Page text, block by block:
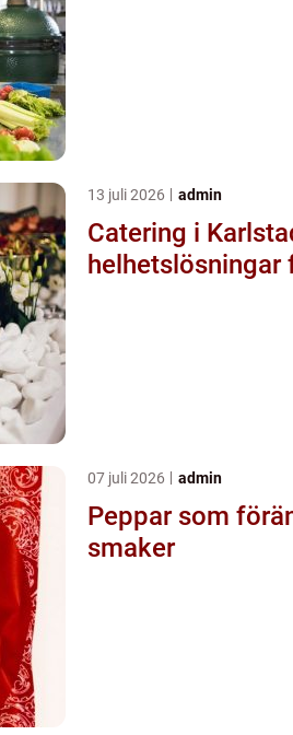
13 juli 2026 admin
Catering i
07 juli 2026 admin
Peppar som
smaker